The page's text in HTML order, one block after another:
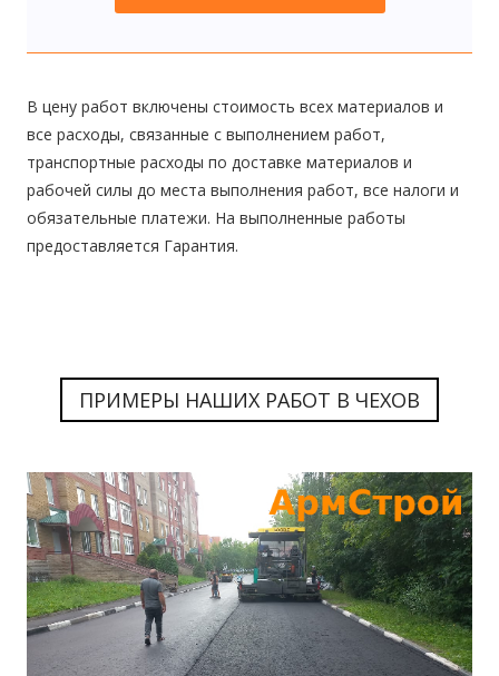
В цену работ включены стоимость всех материалов и
все расходы, связанные с выполнением работ,
транспортные расходы по доставке материалов и
рабочей силы до места выполнения работ, все налоги и
обязательные платежи. На выполненные работы
предоставляется Гарантия.
ПРИМЕРЫ НАШИХ РАБОТ В ЧЕХОВ